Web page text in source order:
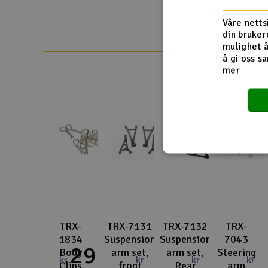
TRX-
1834
Body
kr29,-
TRX-7131
Suspension
arm set,
kr
TRX-7132
Suspension
arm set,
kr
TRX-
7043
Steering
kr
Våre
din
mulighet
å gi oss
mer